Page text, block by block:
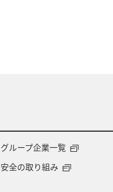
グループ企業一覧
安全の取り組み